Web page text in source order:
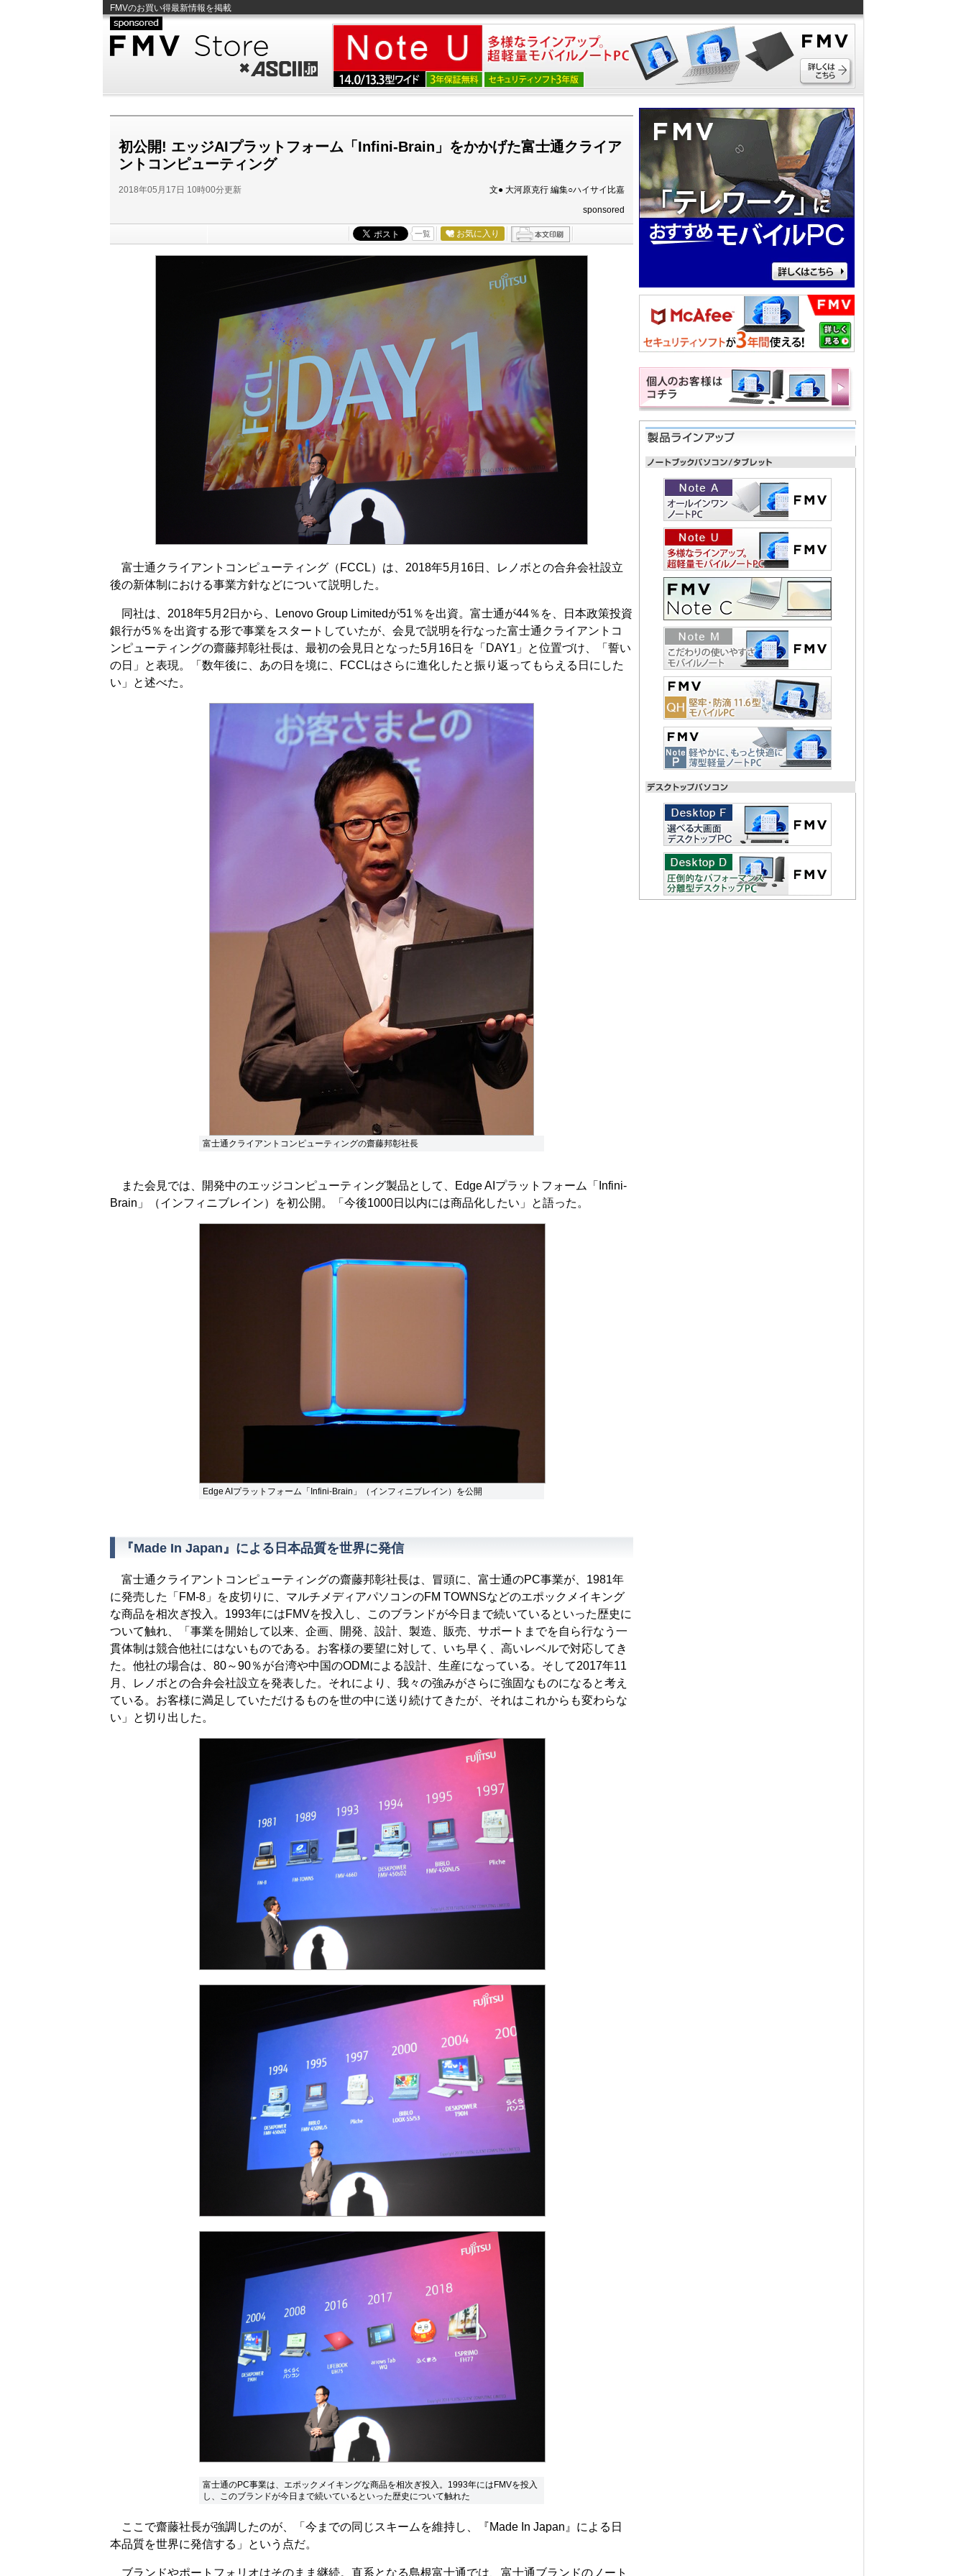
FMVのお買い得最新情報を掲載
初公開! エッジAIプラットフォーム「Infini-Brain」をかかげた富士通クライア
ントコンピューティング
2018年05月17日 10時00分更新
文● 大河原克行 編集○ハイサイ比嘉
sponsored
一覧 お気に入り
富士通クライアントコンピューティング（FCCL）は、2018年5月16日、レノボとの合弁会社設立
後の新体制における事業方針などについて説明した。
同社は、2018年5月2日から、Lenovo Group Limitedが51％を出資。富士通が44％を、日本政策投資
銀行が5％を出資する形で事業をスタートしていたが、会見で説明を行なった富士通クライアントコ
ンピューティングの齋藤邦彰社長は、最初の会見日となった5月16日を「DAY1」と位置づけ、「誓い
の日」と表現。「数年後に、あの日を境に、FCCLはさらに進化したと振り返ってもらえる日にした
い」と述べた。
富士通クライアントコンピューティングの齋藤邦彰社長
また会見では、開発中のエッジコンピューティング製品として、Edge AIプラットフォーム「Infini-
Brain」（インフィニブレイン）を初公開。「今後1000日以内には商品化したい」と語った。
Edge AIプラットフォーム「Infini-Brain」（インフィニブレイン）を公開
『Made In Japan』による日本品質を世界に発信
富士通クライアントコンピューティングの齋藤邦彰社長は、冒頭に、富士通のPC事業が、1981年
に発売した「FM-8」を皮切りに、マルチメディアパソコンのFM TOWNSなどのエポックメイキング
な商品を相次ぎ投入。1993年にはFMVを投入し、このブランドが今日まで続いているといった歴史に
ついて触れ、「事業を開始して以来、企画、開発、設計、製造、販売、サポートまでを自ら行なう一
貫体制は競合他社にはないものである。お客様の要望に対して、いち早く、高いレベルで対応してき
た。他社の場合は、80～90％が台湾や中国のODMによる設計、生産になっている。そして2017年11
月、レノボとの合弁会社設立を発表した。それにより、我々の強みがさらに強固なものになると考え
ている。お客様に満足していただけるものを世の中に送り続けてきたが、それはこれからも変わらな
い」と切り出した。
富士通のPC事業は、エポックメイキングな商品を相次ぎ投入。1993年にはFMVを投入
し、このブランドが今日まで続いているといった歴史について触れた
ここで齋藤社長が強調したのが、「今までの同じスキームを維持し、『Made In Japan』による日
本品質を世界に発信する」という点だ。
ブランドやポートフォリオはそのまま継続。直系となる島根富士通では、富士通ブランドのノート